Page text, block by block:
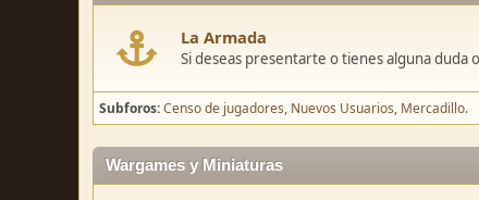
La Armada
Si deseas presentarte o tienes alguna duda
Subforos Censo de jugadores Nuevos Usuarios Mercadillo.
Wargames y Miniaturas